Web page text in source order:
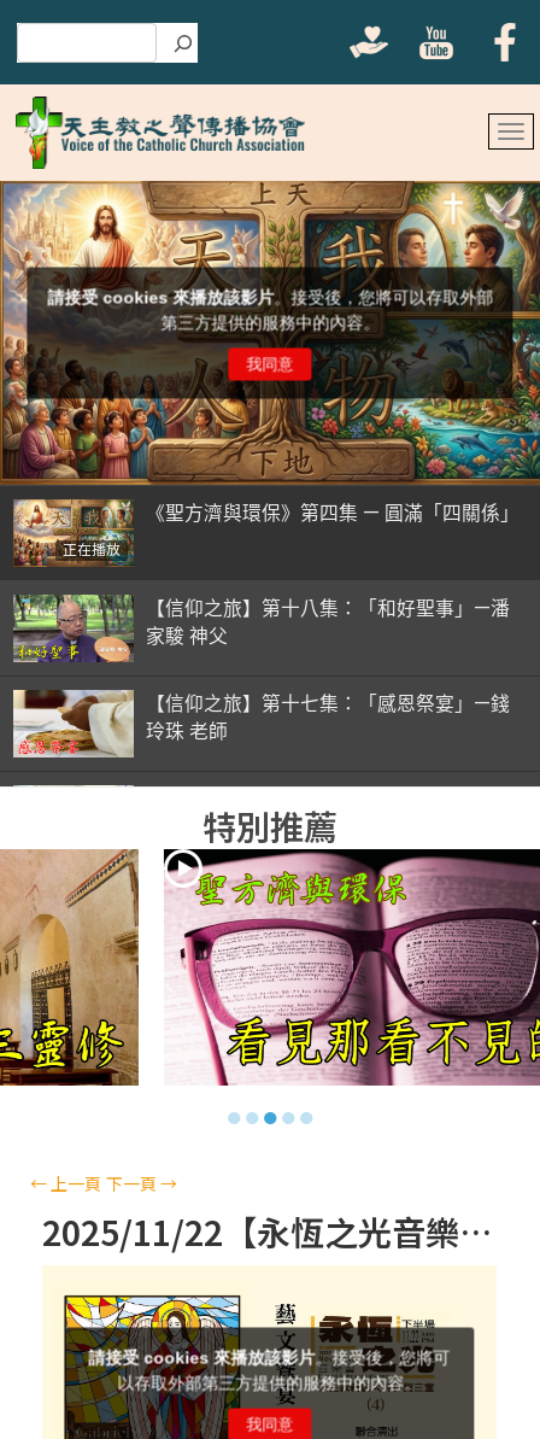
正在播放
《聖方濟與環保》第四集 — 圓滿「四關係」
【信仰之旅】第十八集：「和好聖事」—潘
家駿 神父
【信仰之旅】第十七集：「感恩祭宴」—錢
玲珠 老師
錢玲珠 老師
【信仰之旅】第十五集：「入門聖事」—錢
玲珠 老師
【信仰之旅】第十四集：「天主十誡(下)」
—金毓瑋 神父
【信仰之旅】第十三集：「天主十誡(上)」
—金毓瑋 神父
【信仰之旅】第十二集：「聖母、聖人」—
高樂祈 修女
【信仰之旅】第十一集：「教 會」—林必能
神父
特別推薦
●●●●●
← 上一頁 下一頁→
2025/11/22【永恆之光音樂會 ~ 2025 Nov. Love Eternal light annual concert】（4）